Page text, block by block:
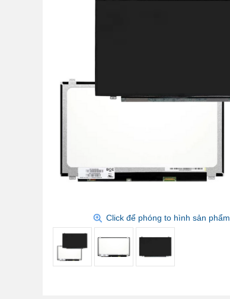
Click để phóng to hình sản phẩm